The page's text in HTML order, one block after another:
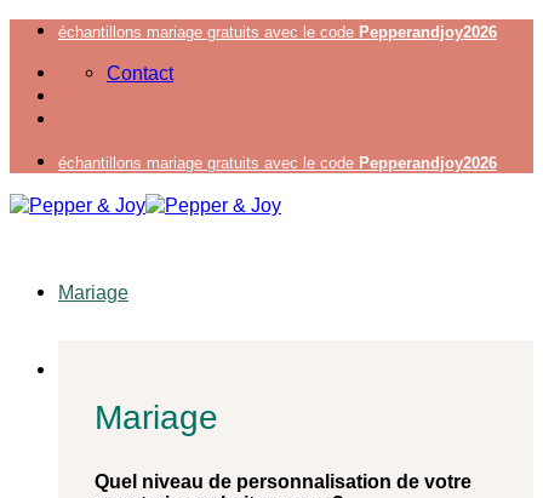
Passer
contenu
échantillons mariage gratuits avec le code Pepperandjoy2026
Contact
échantillons mariage gratuits avec le code Pepperandjoy2026
Mariage
Mariage
Quel niveau de personnalisation de votre